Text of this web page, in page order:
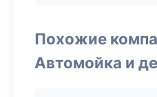
Похожие
Автомойка и